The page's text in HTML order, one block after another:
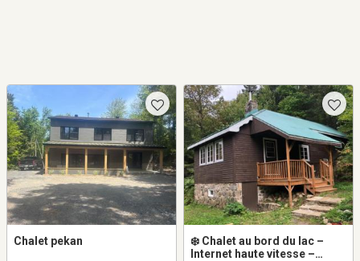
Chalet pekan
❄️ Chalet au bord du lac –
Internet haute vitesse –